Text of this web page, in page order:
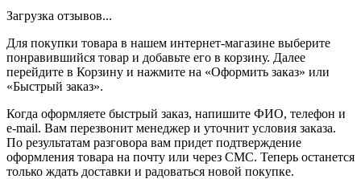
Загрузка отзывов...
Для покупки товара в нашем интернет-магазине выберите
понравившийся товар и добавьте его в корзину. Далее
перейдите в Корзину и нажмите на «Оформить заказ» или
«Быстрый заказ».
Когда оформляете быстрый заказ, напишите ФИО, телефон и
e-mail. Вам перезвонит менеджер и уточнит условия заказа.
По результатам разговора вам придет подтверждение
оформления товара на почту или через СМС. Теперь останется
только ждать доставки и радоваться новой покупке.